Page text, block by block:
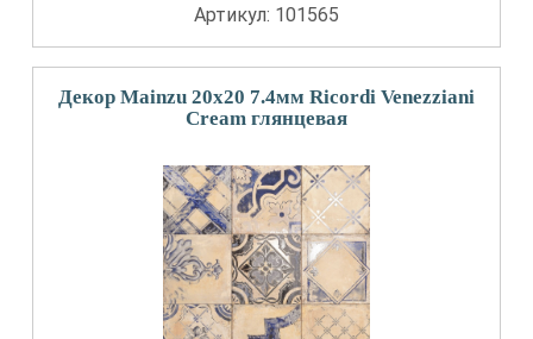
Артикул: 101565
Декор Mainzu 20x20 7.4мм Ricordi Venezziani
Cream глянцевая